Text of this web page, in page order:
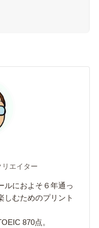
エイター
ルにおよそ６年通っ
しむためのプリント
870点。